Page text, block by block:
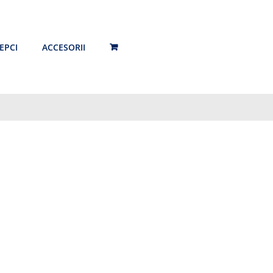
ACCESORII